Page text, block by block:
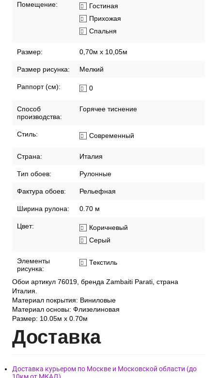
Помещение:
Гостиная
Прихожая
Спальня
Размер: 0,70м x 10,05м
Размер рисунка: Мелкий
Раппорт (см): 0
Способ
производства:
Горячее тиснение
Стиль: Современный
Страна: Италия
Тип обоев: Рулонные
Фактура обоев: Рельефная
Ширина рулона: 0.70 м
Цвет:
Коричневый
Серый
Элементы
рисунка:
Текстиль
Обои артикул 76019, бренда Zambaiti Parati, страна
Италия.
Материал покрытия: Виниловые
Материал основы: Флизелиновая
Размер: 10.05м х 0.70м
Доставка
Доставка курьером по Москве и Московской области (до